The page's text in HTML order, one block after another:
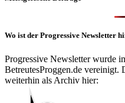
Wo ist der Progressive Newsletter
Progressive Newsletter wurde
BetreutesProggen.de
weiterhin als Archiv hier: